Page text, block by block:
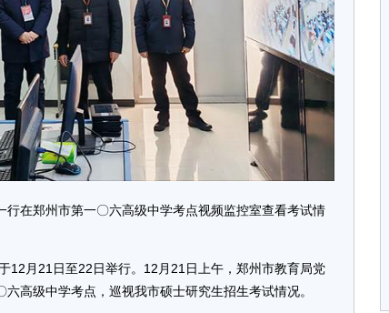
行在郑州市第一〇六高级中学考点视频监控室查看考试情
12月21日至22日举行。12月21日上午，郑州市教育局党
高级中学考点，巡视我市硕士研究生招生考试情况。